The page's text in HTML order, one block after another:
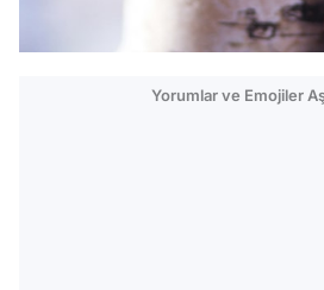
Yorumlar ve Emojiler